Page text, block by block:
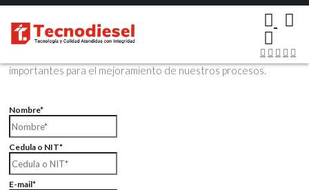
Contáctenos Vía Email
Envíenos sus datos con sus comentarios, sus opiniones son muy
importantes para el mejoramiento de nuestros procesos.
Nombre*
Cedula o NIT*
E-mail*